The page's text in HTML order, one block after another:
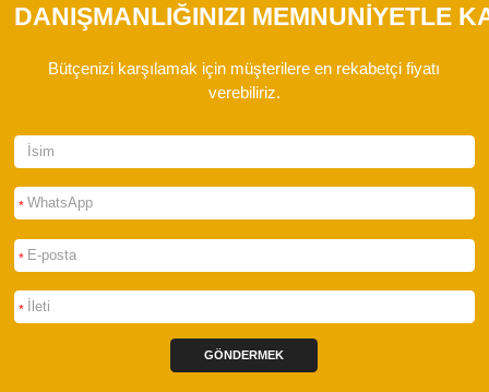
DANIŞMANLIĞINIZI MEMNUNIYETLE
Bütçenizi karşılamak için müşterilere en rekabetçi fiyatı
verebiliriz.
*
*
*
GÖNDERMEK